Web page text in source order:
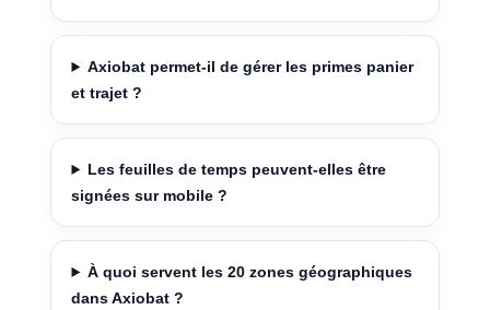
Axiobat permet-il de gérer les primes panier
et trajet ?
Les feuilles de temps peuvent-elles être
signées sur mobile ?
À quoi servent les 20 zones géographiques
dans Axiobat ?